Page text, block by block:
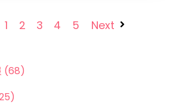
1 2 3 4 5 Next
(68)